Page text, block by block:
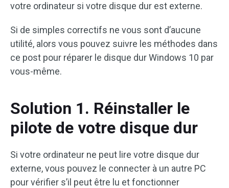
votre ordinateur si votre disque dur est externe.
Si de simples correctifs ne vous sont d’aucune
utilité, alors vous pouvez suivre les méthodes dans
ce post pour réparer le disque dur Windows 10 par
vous-même.
Solution 1. Réinstaller le
pilote de votre disque dur
Si votre ordinateur ne peut lire votre disque dur
externe, vous pouvez le connecter à un autre PC
pour vérifier s’il peut être lu et fonctionner